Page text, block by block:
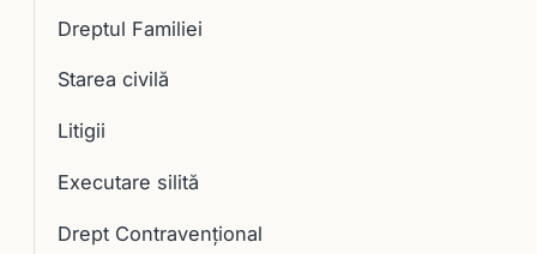
Dreptul Familiei
Starea civilă
Litigii
Executare silită
Drept Contravențional